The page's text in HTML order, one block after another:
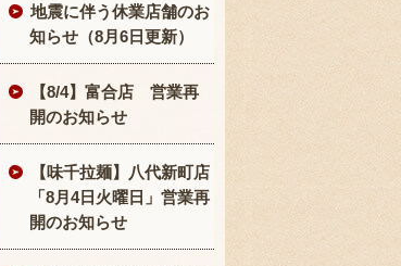
地震に伴う休業店舗のお
知らせ（8月6日更新）
【8/4】富合店 営業再
開のお知らせ
【味千拉麺】八代新町店
「8月4日火曜日」営業再
開のお知らせ